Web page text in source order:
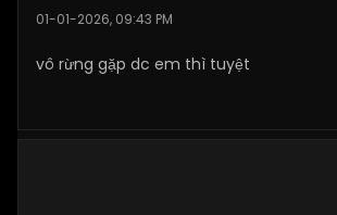
Posts: 110
01-01-2026, 09:43 PM
vô rừng gặp dc em thì tuyệt